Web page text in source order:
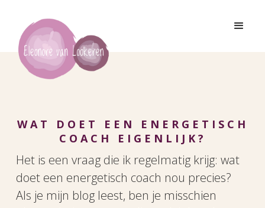
WAT DOET EEN ENERGETISCH
COACH EIGENLIJK?
Het is een vraag die ik regelmatig krijg: wat
doet een energetisch coach nou precies?
Als je mijn blog leest, ben je misschien